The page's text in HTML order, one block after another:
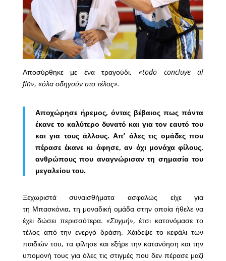
Αποσύρθηκε με ένα τραγούδι,«todo concluye al
fin», «όλα οδηγούν στο τέλος».
Αποχώρησε ήρεμος, όντας βέβαιος πως πάντα
έκανε το καλύτερο δυνατό και για τον εαυτό του
και για τους άλλους. Απ’ όλες τις ομάδες που
πέρασε έκανε κι άφησε, αν όχι μονάχα φίλους,
ανθρώπους που αναγνώρισαν τη σημασία του
μεγαλείου του.
Ξεχωριστά συναισθήματα ασφαλώς είχε για
τη Μπασκόνια, τη μοναδική ομάδα στην οποία ήθελε να
έχει δώσει περισσότερα. «Στιγμή», έτσι κατονόμασε το
τέλος από την ενεργό δράση. Χάιδεψε το κεφάλι των
παιδιών του, τα φίλησε και εξήρε την κατανόηση και την
υπομονή τους για όλες τις στιγμές που δεν πέρασε μαζί